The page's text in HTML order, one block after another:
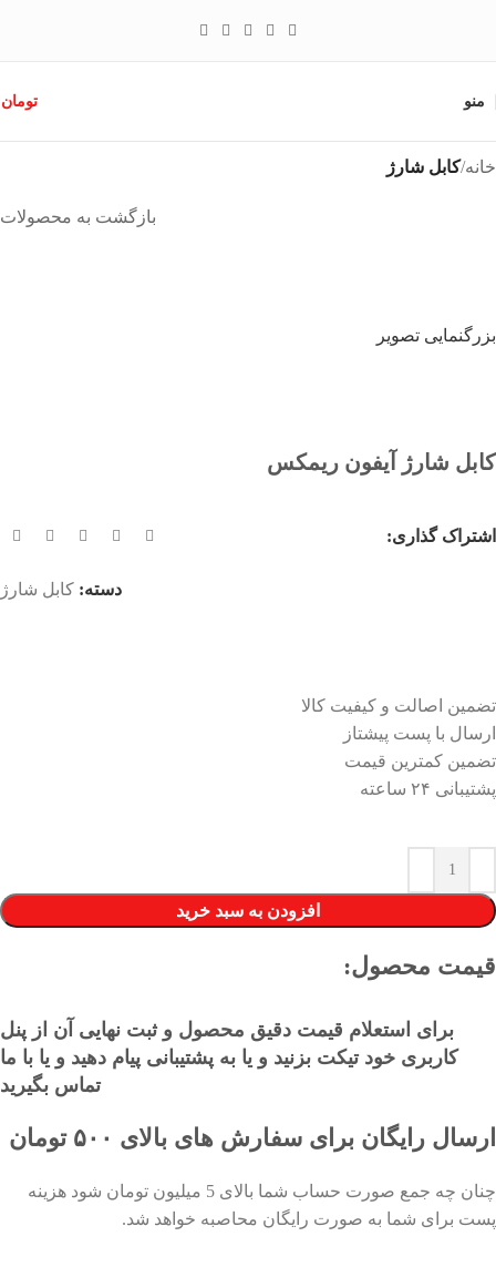
منو تومان
خانه کابل شارژ
بازگشت به محصولات
بزرگنمایی تصویر
کابل شارژ آیفون ریمکس
اشتراک گذاری:
دسته: کابل شارژ
تضمین اصالت و کیفیت کالا
ارسال با پست پیشتاز
تضمین کمترین قیمت
پشتیبانی ۲۴ ساعته
افزودن به سبد خرید
قیمت محصول:​
برای استعلام قیمت دقیق محصول و ثبت نهایی آن از پنل
کاربری خود تیکت بزنید و یا به پشتیبانی پیام دهید و یا با ما
تماس بگیرید
ارسال رایگان برای سفارش های بالای ۵۰۰ تومان
چنان چه جمع صورت حساب شما بالای 5 میلیون تومان شود هزینه
پست برای شما به صورت رایگان محاصبه خواهد شد.